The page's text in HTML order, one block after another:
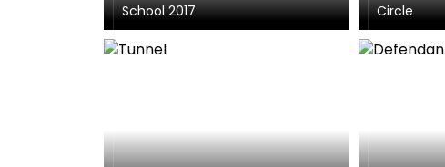
School 2017 Circle